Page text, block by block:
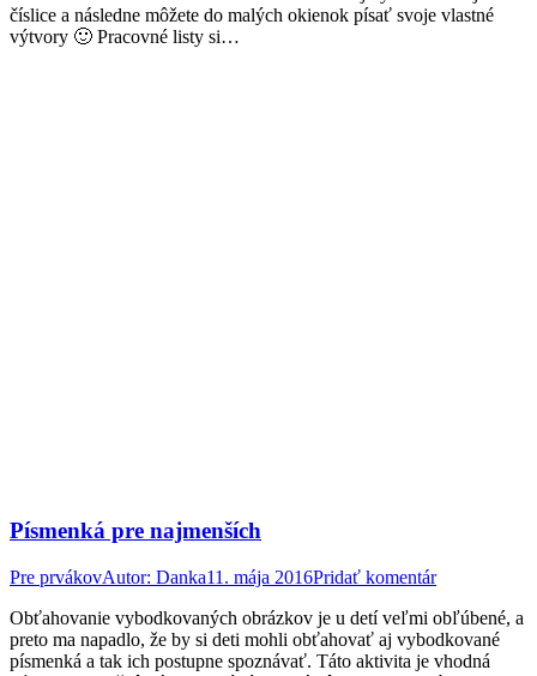
číslice a následne môžete do malých okienok písať svoje vlastné
výtvory 🙂 Pracovné listy si…
Písmenká pre najmenších
Pre prvákovAutor: Danka11. mája 2016Pridať komentár
Obťahovanie vybodkovaných obrázkov je u detí veľmi obľúbené, a
preto ma napadlo, že by si deti mohli obťahovať aj vybodkované
písmenká a tak ich postupne spoznávať. Táto aktivita je vhodná